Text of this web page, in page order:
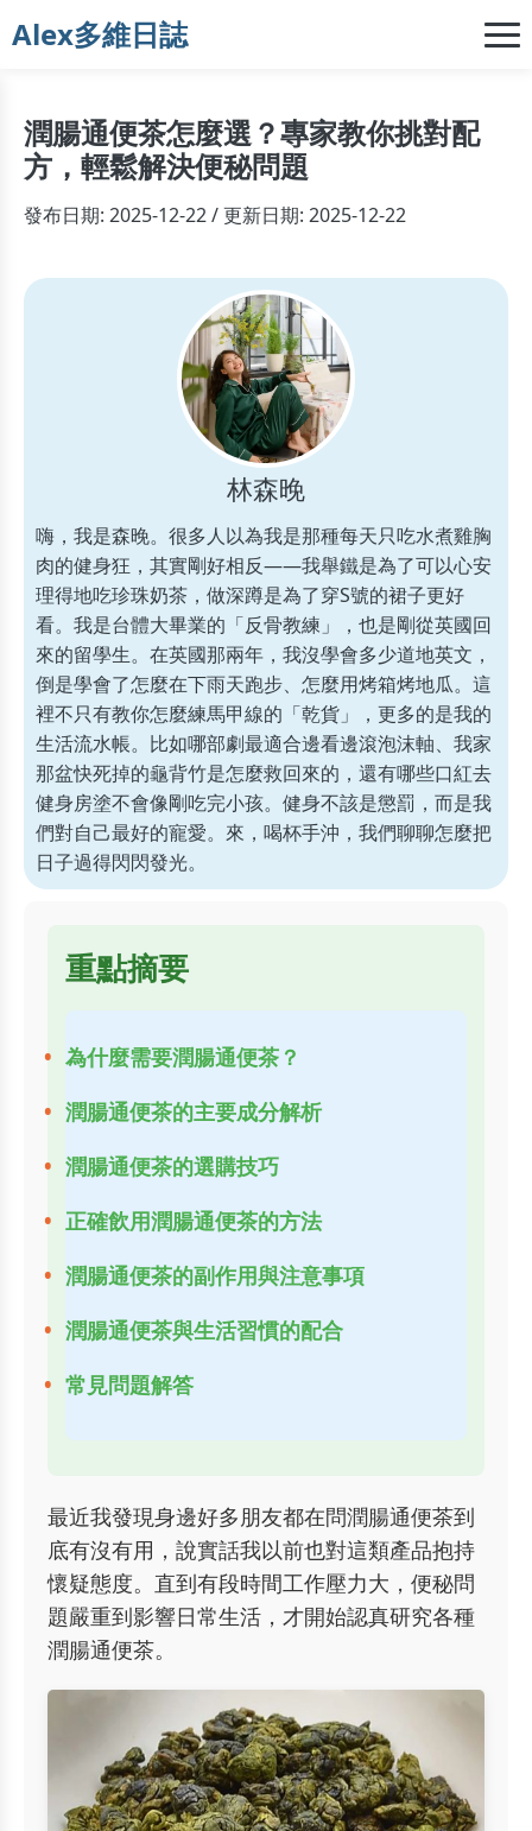
Alex多維日誌
潤腸通便茶怎麼選？專家教你挑對配
方，輕鬆解決便秘問題
發布日期: 2025-12-22 / 更新日期: 2025-12-22
林森晚
嗨，我是森晚。很多人以為我是那種每天只吃水煮雞胸
肉的健身狂，其實剛好相反——我舉鐵是為了可以心安
理得地吃珍珠奶茶，做深蹲是為了穿S號的裙子更好
看。我是台體大畢業的「反骨教練」，也是剛從英國回
來的留學生。在英國那兩年，我沒學會多少道地英文，
倒是學會了怎麼在下雨天跑步、怎麼用烤箱烤地瓜。這
裡不只有教你怎麼練馬甲線的「乾貨」，更多的是我的
生活流水帳。比如哪部劇最適合邊看邊滾泡沫軸、我家
那盆快死掉的龜背竹是怎麼救回來的，還有哪些口紅去
健身房塗不會像剛吃完小孩。健身不該是懲罰，而是我
們對自己最好的寵愛。來，喝杯手沖，我們聊聊怎麼把
日子過得閃閃發光。
重點摘要
為什麼需要潤腸通便茶？
潤腸通便茶的主要成分解析
潤腸通便茶的選購技巧
正確飲用潤腸通便茶的方法
潤腸通便茶的副作用與注意事項
潤腸通便茶與生活習慣的配合
常見問題解答
最近我發現身邊好多朋友都在問潤腸通便茶到
底有沒有用，說實話我以前也對這類產品抱持
懷疑態度。直到有段時間工作壓力大，便秘問
題嚴重到影響日常生活，才開始認真研究各種
潤腸通便茶。